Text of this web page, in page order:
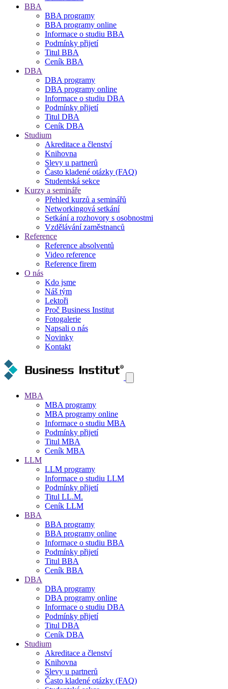
BBA
BBA programy
BBA programy online
Informace o studiu BBA
Podmínky přijetí
Titul BBA
Ceník BBA
DBA
DBA programy
DBA programy online
Informace o studiu DBA
Podmínky přijetí
Titul DBA
Ceník DBA
Studium
Akreditace a členství
Knihovna
Slevy u partnerů
Často kladené otázky (FAQ)
Studentská sekce
Kurzy a semináře
Přehled kurzů a seminářů
Networkingová setkání
Setkání a rozhovory s osobnostmi
Vzdělávání zaměstnanců
Reference
Reference absolventů
Video reference
Reference firem
O nás
Kdo jsme
Náš tým
Lektoři
Proč Business Institut
Fotogalerie
Napsali o nás
Novinky
Kontakt
MBA
MBA programy
MBA programy online
Informace o studiu MBA
Podmínky přijetí
Titul MBA
Ceník MBA
LLM
LLM programy
Informace o studiu LLM
Podmínky přijetí
Titul LL.M.
Ceník LLM
BBA
BBA programy
BBA programy online
Informace o studiu BBA
Podmínky přijetí
Titul BBA
Ceník BBA
DBA
DBA programy
DBA programy online
Informace o studiu DBA
Podmínky přijetí
Titul DBA
Ceník DBA
Studium
Akreditace a členství
Knihovna
Slevy u partnerů
Často kladené otázky (FAQ)